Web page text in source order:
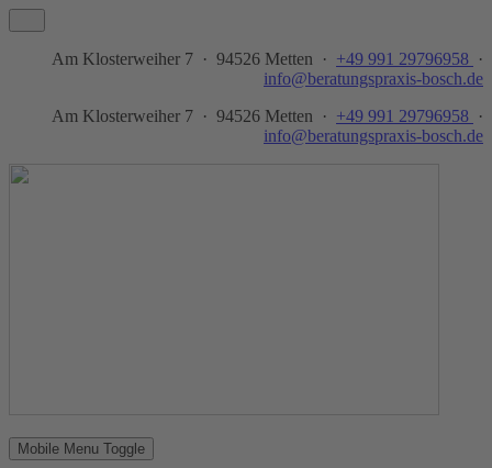
Am Klosterweiher 7 · 94526 Metten · +49 991 29796958 ·
info@beratungspraxis-bosch.de
Am Klosterweiher 7 · 94526 Metten · +49 991 29796958 ·
info@beratungspraxis-bosch.de
Mobile Menu Toggle